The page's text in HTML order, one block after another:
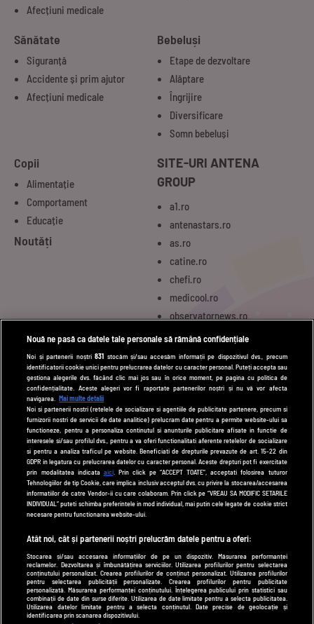
Afecțiuni medicale
Sănătate
Siguranță
Accidente și prim ajutor
Afecțiuni medicale
Bebeluși
Etape de dezvoltare
Alăptare
Îngrijire
Diversificare
Somn bebeluși
Copii
Alimentație
Comportament
Educație
Noutăți
SITE-URI ANTENA
GROUP
a1.ro
antenastars.ro
as.ro
catine.ro
chefi.ro
medicool.ro
observatornews.ro
spynews.ro
tvhappy.ro
useit.ro
zutv.ro
Trends AntenaPLAY
AntenaPLAY
UTILE
Cod deontologic
Termeni și condiții
Politica de cookies
Politică de confidențialitate
Contact
Modifică Setările
Nouă ne pasă ca datele tale personale să rămână confidențiale
Noi și partenerii noștri831 stocăm și/sau accesăm informații pe dispozitivul dvs., precum
identificatorii cookie unici pentru prelucrarea datelor cu caracter personal. Puteți accepta sau
gestiona alegerile dvs. făcând clic mai jos sau în orice moment, pe pagina cu politica de
confidențialitate. Aceste alegeri vor fi raportate partenerilor noștri și nu vă vor afecta
navigarea.
Mai multe detalii
Noi si partenerii nostri (retelele de socializare si agentiile de publicitate partenere, precum si
furnizorii nostri de servicii de date analitice) prelucram date pentru a permite website-ului sa
functioneze, pentru a personaliza continutul si anunturile publicitare afisate in functie de
interesele si/sau profilul dvs., pentru a va oferi functionalitati aferente retelelor de socializare
si pentru a analiza traficul pe website. Beneficiati de drepturile prevazute de art. 15-22 din
GDPR in legatura cu prelucrarea datelor cu caracter personal. Aceste drepturi pot fi exercitate
prin modalitatea indicata aici. Prin click pe “ACCEPT TOATE”, acceptati folosirea tuturor
Tehnologiilor de tip Cookie, care implica inclusiv acceptul dvs. cu privire la stocarea/accesarea
informatiilor de catre Vendor-ii cu care colaboram. Prin click pe “VREAU SA MODIFIC SETARILE
INDIVIDUAL” puteti schimba preferintele in mod individual, mai putin cele legate de cookie strict
necesare pentru functionarea website-ului.
Atât noi, cât și partenerii noștri prelucrăm datele pentru a oferi:
Stocarea și/sau accesarea informațiilor de pe un dispozitiv. Măsurarea performanței
reclamelor. Dezvoltarea și îmbunătățirea serviciilor. Utilizarea profilurilor pentru selectarea
conținutului personalizat. Crearea profilurilor de conținut personalizat. Utilizarea profilurilor
pentru selectarea publicității personalizate. Crearea profilurilor pentru publicitate
personalizată. Măsurarea performanței conținutului. Înțelegerea publicului prin statistici sau
combinații de date din surse diferite. Utilizarea de date limitate pentru a selecta publicitatea.
Utilizarea datelor limitate pentru a selecta conținutul. Date precise de geolocație și
identificarea prin scanarea dispozitivului.